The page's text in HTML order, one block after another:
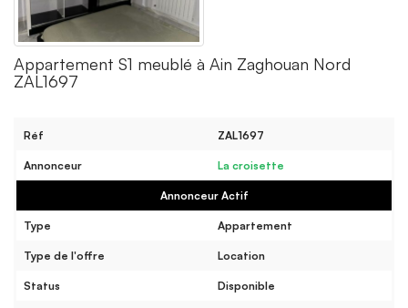
Appartement S1 meublé à Ain Zaghouan Nord
ZAL1697
Réf ZAL1697
Annonceur La croisette
Annonceur Actif
Type Appartement
Type de l'offre Location
Status Disponible